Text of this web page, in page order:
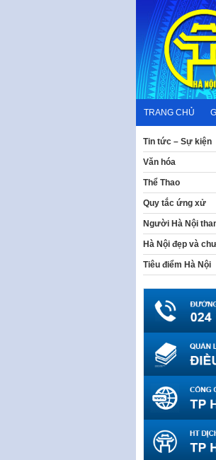
content
TRANG CHỦ
Tin tức – Sự kiện
Văn hóa
Thể Thao
Quy tắc ứng xử
Người Hà Nội
Hà Nội đẹp và
Tiêu điểm Hà Nội